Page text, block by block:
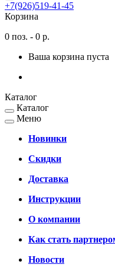
+7(926)519-41-45
Корзина
0 поз. - 0 р.
Ваша корзина пуста
Каталог
Каталог
Меню
Новинки
Скидки
Доставка
Инструкции
О компании
Как стать
Новости